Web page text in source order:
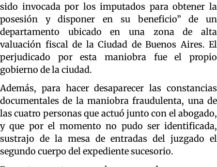
sido invocada por los imputados para obtener la
posesión y disponer en su beneficio” de un
departamento ubicado en una zona de alta
valuación fiscal de la Ciudad de Buenos Aires. El
perjudicado por esta maniobra fue el propio
gobierno de la ciudad.
Además, para hacer desaparecer las constancias
documentales de la maniobra fraudulenta, una de
las cuatro personas que actuó junto con el abogado,
y que por el momento no pudo ser identificada,
sustrajo de la mesa de entradas del juzgado el
segundo cuerpo del expediente sucesorio.